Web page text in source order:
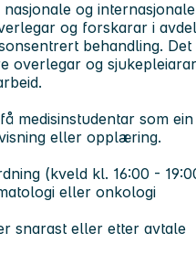
og
og forskarar i
behandling.
overlegar og
medisinstudentar som
eller opplæring.
(kveld kl. 16:00 -
eller onkologi
snarast eller etter avtale